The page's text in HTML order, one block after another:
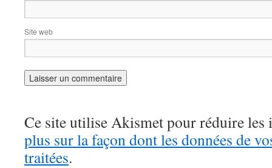
Site web
Ce site utilise Akismet pour réduire les
plus sur la façon dont les données de
traitées.